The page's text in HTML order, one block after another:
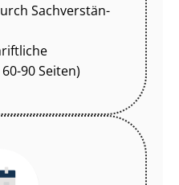
Sach­ver­stän­
90 Seiten)